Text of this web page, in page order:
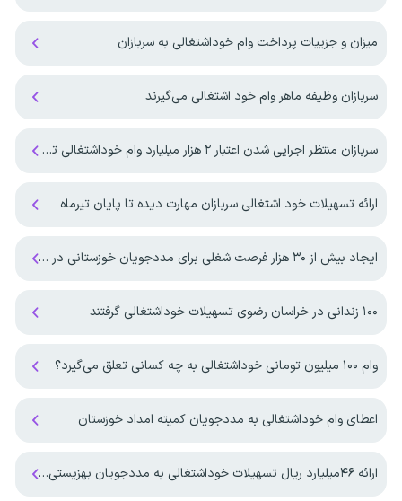
میزان و جزییات پرداخت وام خوداشتغالی به سربازان
سربازان وظیفه ماهر وام خود اشتغالی می‌گیرند
سربازان منتظر اجرایی شدن اعتبار ۲ هزار میلیارد وام خوداشتغالی توسط مجلس
ارائه تسهیلات خود اشتغالی سربازان مهارت دیده تا پایان تیرماه
ایجاد بیش از ۳۰ هزار فرصت شغلی برای مددجویان خوزستانی در سال گذشته
۱۰۰ زندانی در خراسان رضوی تسهیلات خوداشتغالی گرفتند
وام ۱۰۰ میلیون تومانی خوداشتغالی به چه کسانی تعلق می‌گیرد؟
اعطای وام خوداشتغالی به مددجویان کمیته امداد خوزستان
ارائه ۴۶میلیارد ریال تسهیلات خوداشتغالی به مددجویان بهزیستی دزفول